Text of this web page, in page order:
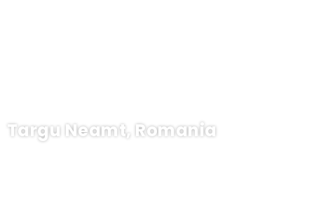
Targu Neamt, Romania